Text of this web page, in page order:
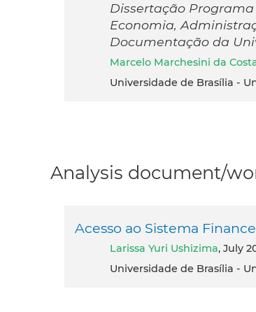
Dissertação
Economia,
Documentação da
Marcelo Marchesini da
Universidade de Brasília -
Analysis document/
Acesso ao Sistema
Larissa Yuri Ushizima, July
Universidade de Brasília -